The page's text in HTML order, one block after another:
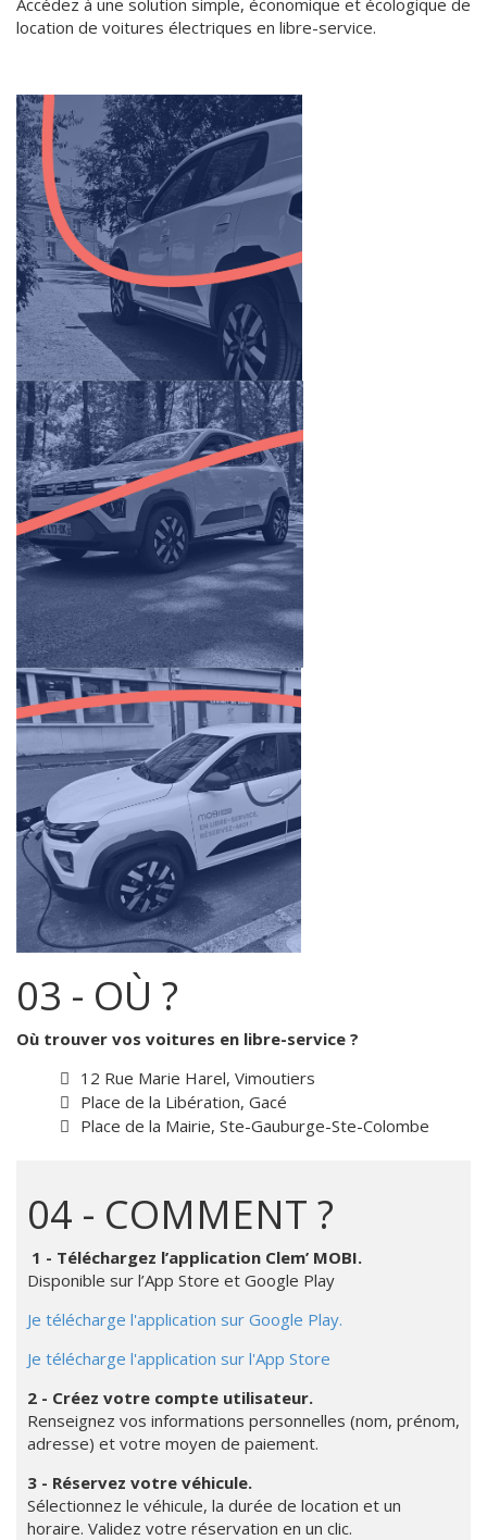
Accédez à une solution simple, économique et écologique de
location de voitures électriques en libre-service.
03 - OÙ ?
Où trouver vos voitures en libre-service ?
12 Rue Marie Harel, Vimoutiers
Place de la Libération, Gacé
Place de la Mairie, Ste-Gauburge-Ste-Colombe
04 - COMMENT ?
1 - Téléchargez l’application Clem’ MOBI.
Disponible sur l’App Store et Google Play
Je télécharge l'application sur Google Play.
Je télécharge l'application sur l'App Store
2 - Créez votre compte utilisateur.
Renseignez vos informations personnelles (nom, prénom,
adresse) et votre moyen de paiement.
3 - Réservez votre véhicule.
Sélectionnez le véhicule, la durée de location et un
horaire. Validez votre réservation en un clic.